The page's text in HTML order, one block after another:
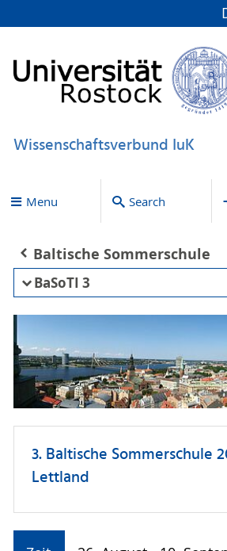
Wissenschaftsverbund IuK
Menu Search
Baltische Sommerschule
BaSoTI 3
3. Baltische Sommerschule
Lettland